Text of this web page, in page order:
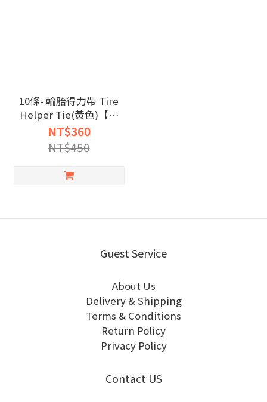
10條- 輪胎得力帶 Tire
Helper Tie(黃色)【限
量】
NT$360
NT$450
Guest Service
About Us
Delivery & Shipping
Terms & Conditions
Return Policy
Privacy Policy
Contact US